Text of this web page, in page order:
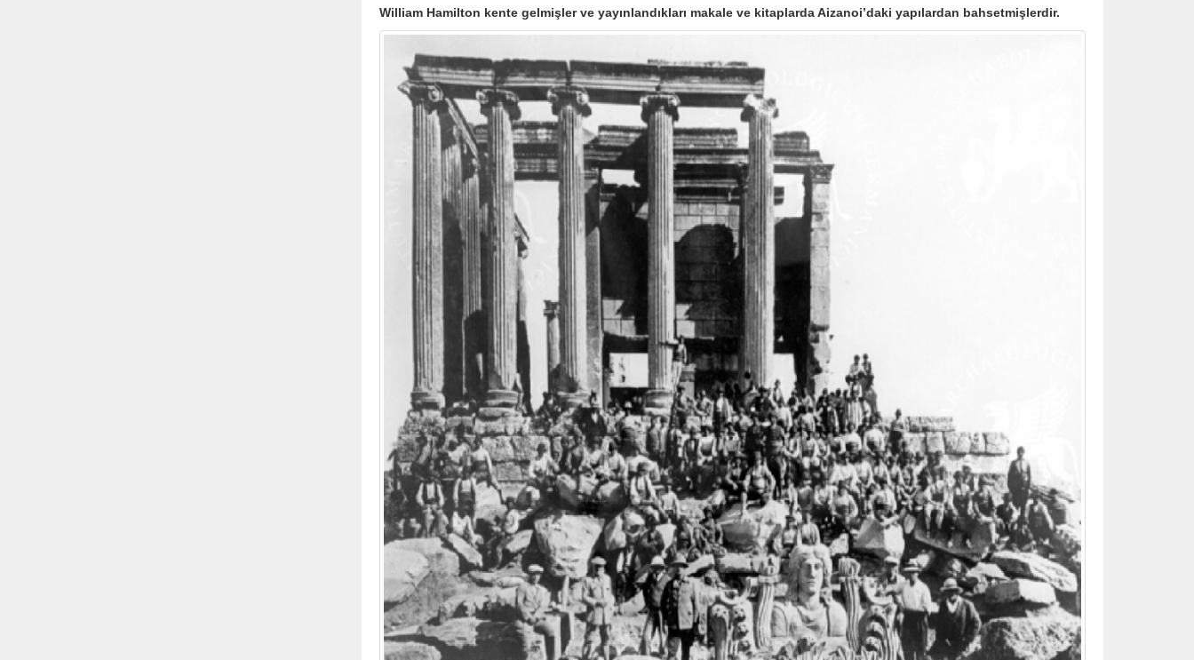
William Hamilton kente gelmişler ve yayınlandıkları makale ve kitaplarda Aizanoi’daki yapılardan bahsetmişlerdir.